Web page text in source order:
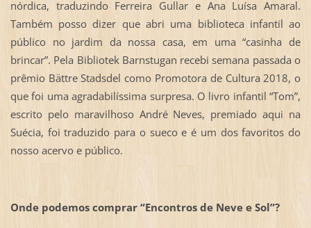
nórdica, traduzindo Ferreira Gullar e Ana Luísa Amaral.
Também posso dizer que abri uma biblioteca infantil ao
público no jardim da nossa casa, em uma “casinha de
brincar”. Pela Bibliotek Barnstugan recebi semana passada o
prêmio Bättre Stadsdel como Promotora de Cultura 2018, o
que foi uma agradabilíssima surpresa. O livro infantil “Tom”,
escrito pelo maravilhoso André Neves, premiado aqui na
Suécia, foi traduzido para o sueco e é um dos favoritos do
nosso acervo e público.
Onde podemos comprar “Encontros de Neve e Sol”?